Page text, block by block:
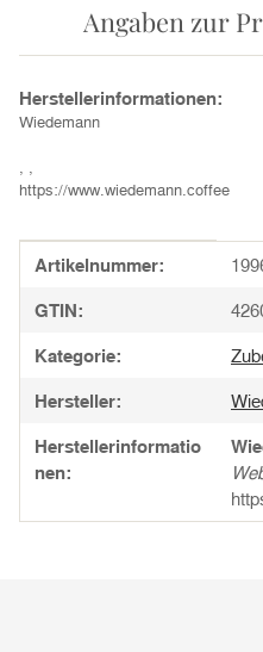
Angaben zur
Herstellerinformationen:
Wiedemann
, ,
https://www.wiedemann.coffee
Produkteigenschaft
Wert
Artikelnummer:
GTIN:
Kategorie:
Hersteller:
Herstellerinformatio
nen: